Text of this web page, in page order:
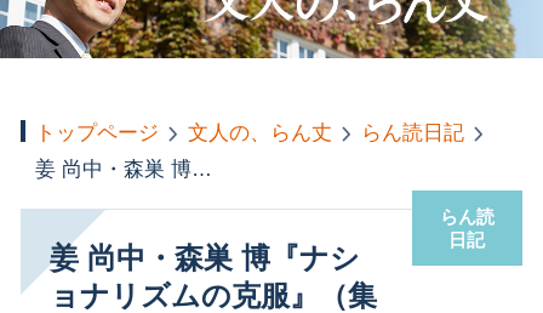
トップページ 文人の、らん丈
らん読日記
姜 尚中・森巣 博『ナショナリズムの克服』（集英社新書）
姜 尚中・森巣 博『ナシ
ョナリズムの克服』（集
らん読
日記